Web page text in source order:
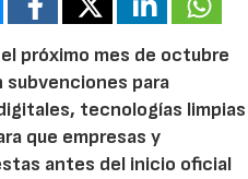
próximo mes de octubre
para
tecnologías limpias
que empresas y
antes del inicio oficial